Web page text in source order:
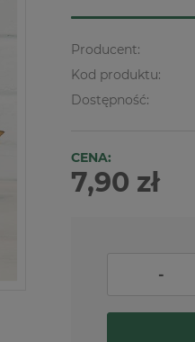
Producent:
Kod produktu:
Dostępność:
CENA:
7,90 zł
-